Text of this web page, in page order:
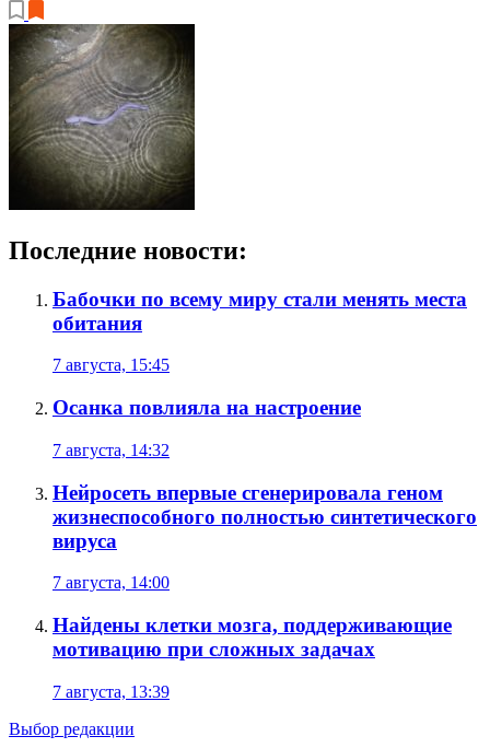
Последние новости:
Бабочки по всему миру стали менять места
обитания
7 августа, 15:45
Осанка повлияла на настроение
7 августа, 14:32
Нейросеть впервые сгенерировала геном
жизнеспособного полностью синтетического
вируса
7 августа, 14:00
Найдены клетки мозга, поддерживающие
мотивацию при сложных задачах
7 августа, 13:39
Выбор редакции